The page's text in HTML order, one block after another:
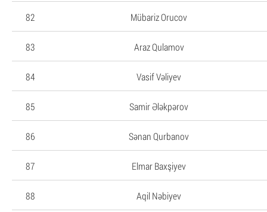
82 Mübariz Orucov
83 Araz Qulamov
84 Vasif Vəliyev
85 Samir Ələkpərov
86 Sənan Qurbanov
87 Elmar Baxşiyev
88 Aqil Nəbiyev